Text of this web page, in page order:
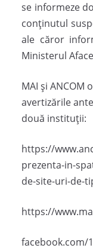
se informeze
conținutul
ale căror
Ministerul
MAI și ANCOM
avertizările
două instituții:
https://
prezenta-in-
de-site-uri-de-
https://
facebook.com/